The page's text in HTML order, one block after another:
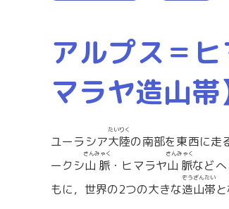
アルプス＝
マラヤ造山帯
ユーラシア大陸
たいりく
の南部を東西に走
ークシ山脈
さんみゃく
・ヒマラヤ山脈
さんみゃく
など
もに，世界の2つの大きな造山帯
ぞうざんたい